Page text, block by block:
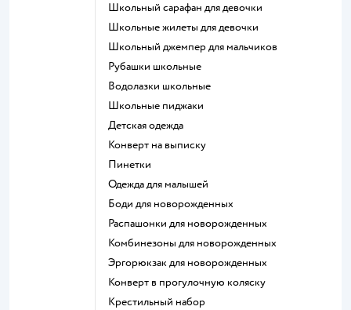
Школьный сарафан для девочки
Школьные жилеты для девочки
Школьный джемпер для мальчиков
Рубашки школьные
Водолазки школьные
Школьные пиджаки
Детская одежда
Конверт на выписку
Пинетки
Одежда для малышей
Боди для новорожденных
Распашонки для новорожденных
Комбинезоны для новорожденных
Эргорюкзак для новорожденных
Конверт в прогулочную коляску
Крестильный набор